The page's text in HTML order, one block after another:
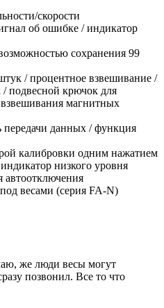
скорости
об ошибке / индикатор
сохранения 99
/ процентное взвешивание /
подвесной крючок для
магнитных
передачи данных / функция
калибровки одним нажатием
низкого уровня
автоотключения
весами (серия FA-N)
же люди весы могут
позвонил. Все то что